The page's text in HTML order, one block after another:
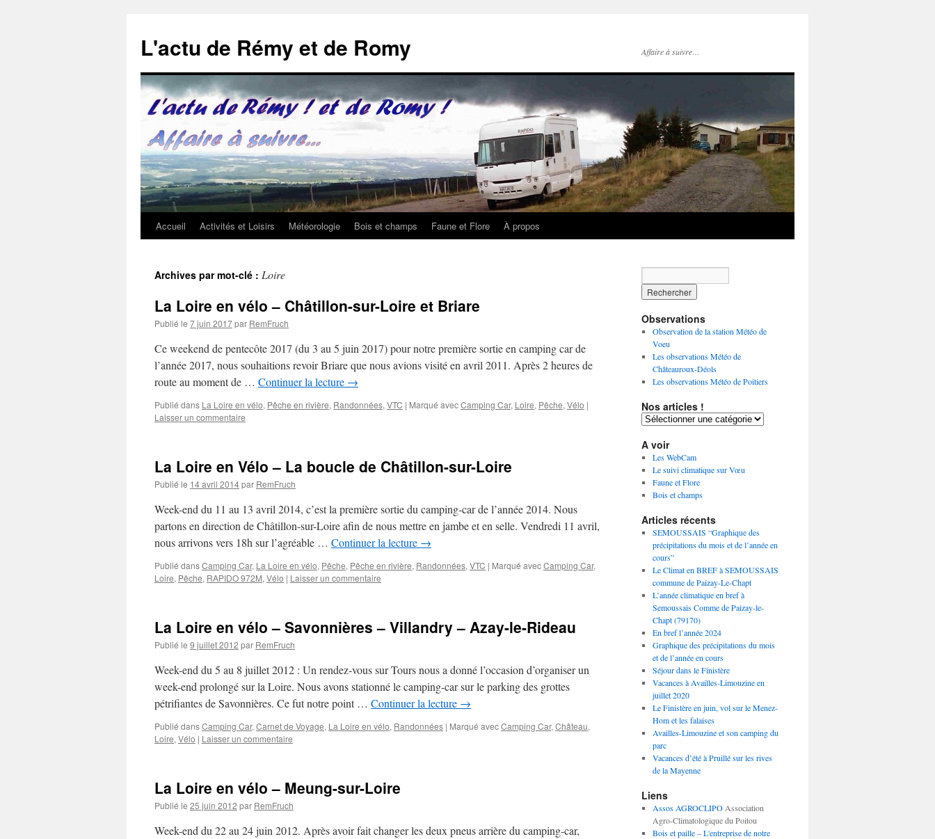
contenu
L'actu de Rémy et de Romy Affaire à suivre…
Accueil Activités et Loisirs Météorologie Bois et champs Faune et Flore À propos
Archives par mot-clé : Loire
La Loire en vélo – Châtillon-sur-Loire et Briare
Publié le 7 juin 2017par RemFruch
Ce weekend de pentecôte 2017 (du 3 au 5 juin 2017) pour notre première sortie en camping car de
l’année 2017, nous souhaitions revoir Briare que nous avions visité en avril 2011. Après 2 heures de
route au moment de … Continuer la lecture →
Publié dans La Loire en vélo, Pêche en rivière, Randonnées, VTC | Marqué avecCamping Car, Loire, Pêche, Vélo |
Laisser un commentaire
La Loire en Vélo – La boucle de Châtillon-sur-Loire
Publié le 14 avril 2014par RemFruch
Week-end du 11 au 13 avril 2014, c’est la première sortie du camping-car de l’année 2014. Nous
partons en direction de Châtillon-sur-Loire afin de nous mettre en jambe et en selle. Vendredi 11 avril,
nous arrivons vers 18h sur l’agréable … Continuer la lecture →
Publié dansCamping Car, La Loire en vélo, Pêche, Pêche en rivière, Randonnées, VTC | Marqué avecCamping Car,
Loire, Pêche, RAPIDO 972M, Vélo | Laisser un commentaire
La Loire en vélo – Savonnières – Villandry – Azay-le-Rideau
Publié le 9 juillet 2012 par RemFruch
Week-end du 5 au 8 juillet 2012 : Un rendez-vous sur Tours nous a donné l’occasion d’organiser un
week-end prolongé sur la Loire. Nous avons stationné le camping-car sur le parking des grottes
pétrifiantes de Savonnières. Ce fut notre point … Continuer la lecture →
Publié dansCamping Car, Carnet de Voyage, La Loire en vélo, Randonnées | Marqué avecCamping Car, Château,
Loire, Vélo | Laisser un commentaire
La Loire en vélo – Meung-sur-Loire
Publié le 25 juin 2012 par RemFruch
Week-end du 22 au 24 juin 2012. Après avoir fait changer les deux pneus arrière du camping-car,
Observations
Observation de la station Météo de
Voeu
Les observations Météo de
Châteauroux-Déols
Les observations Météo de Poitiers
Nos articles !
Nos
!A voir
Les WebCam
Le suivi climatique sur Vœu
Faune et Flore
Bois et champs
Articles récents
SEMOUSSAIS “Graphique des
précipitations du mois et de l’année en
cours”
Le Climat en BREF à SEMOUSSAIS
commune de Paizay-Le-Chapt
L’année climatique en bref à
Semoussais Comme de Paizay-le-
Chapt (79170)
En bref l’année 2024
Graphique des précipitations du mois
et de l’année en cours
Séjour dans le Finistère
Vacances à Availles-Limouzine en
juillet 2020
Le Finistère en juin, vol sur le Menez-
Hom et les falaises
Availles-Limouzine et son camping du
parc
Vacances d’été à Pruillé sur les rives
de la Mayenne
Liens
Assos AGROCLIPOAssociation
Agro-Climatologique du Poitou
Bois et paille – L'entreprise de notre